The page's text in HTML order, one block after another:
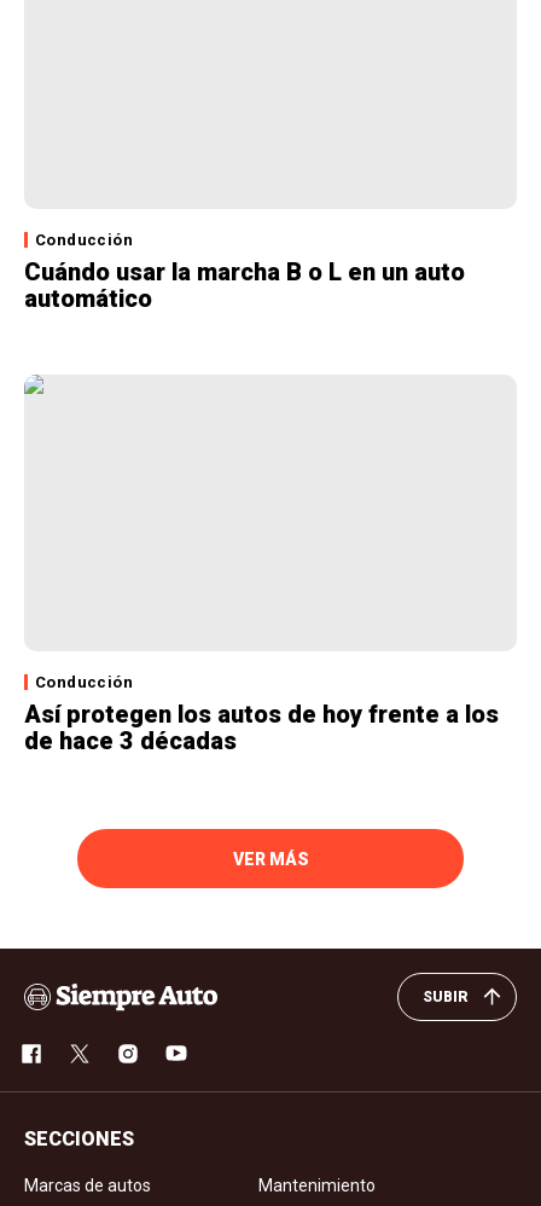
Conducción
Cuándo usar la marcha B o L en un auto
automático
Conducción
Así protegen los autos de hoy frente a los
de hace 3 décadas
VER MÁS
SUBIR
SECCIONES
Marcas de autos Mantenimiento